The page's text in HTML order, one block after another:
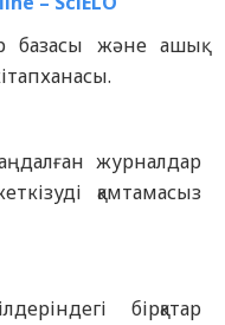
базасы және ашық
журналдар
қамтамасыз
бірқатар